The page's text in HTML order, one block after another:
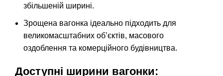
збільшеній ширині.
Зрощена вагонка ідеально підходить для
великомасштабних об’єктів, масового
оздоблення та комерційного будівництва.
Доступні ширини вагонки: